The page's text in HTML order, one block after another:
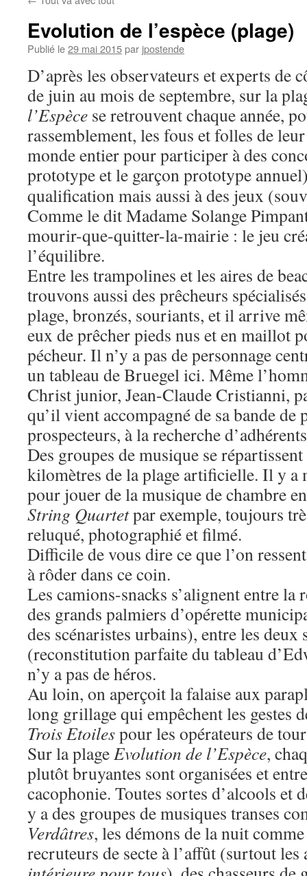
Evolution de l’espèce (plage)
Publié le29 mai 2015par jpostende
D’après les observateurs et experts de
de juin au mois de septembre, sur la
l’Espèce se retrouvent chaque année,
rassemblement, les fous et folles de
monde entier pour participer à des
prototypeet le garçon prototype
qualification mais aussi à des jeux
Comme le dit Madame Solange
mourir-que-quitter-la-mairie : le jeu
l’équilibre.
Entre les trampolines et les aires de
trouvons aussi des prêcheurs
plage, bronzés, souriants, et il arrive
eux de prêcher pieds nus et en maillot
pécheur. Il n’y a pas de personnage
un tableau de Bruegel ici. Même
Christ junior, Jean-Claude Cristianni,
qu’il vient accompagné de sa bande de
prospecteurs, à la recherche
Des groupes de musique se
kilomètres de la plage artificielle. Il y a
pour jouer de la musique de chambre
String Quartetpar exemple, toujours
reluqué, photographié et filmé.
Difficile de vous dire ce que l’on
à rôder dans ce coin.
Les camions-snacks s’alignent entre la
des grands palmiers d’opérette
des scénaristes urbains), entre les
(reconstitution parfaite du tableau
n’y a pas de héros.
Au loin, on aperçoit la falaise aux
long grillage qui empêchent les gestes
Trois Etoilespour les opérateurs de
Sur la plageEvolution de l’Espèce,
plutôt bruyantes sont organisées et
cacophonie. Toutes sortes d’alcools et
y a des groupes de musiques transes
Verdâtres, les démons de la nuit
recruteurs de secte à l’affût (surtout les